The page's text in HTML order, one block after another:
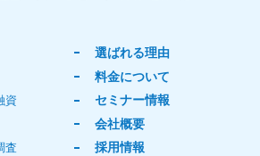
資
査
選ばれる理由
料金について
セミナー情報
会社概要
採用情報